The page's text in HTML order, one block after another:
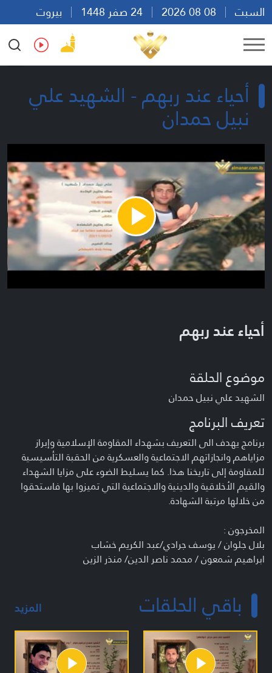
السبت
بيروت
16:23
Ar En Fr Es
أحياء عند ربهم - الشهيد علي
نبيل حمدان
Play
Video
أحياء عند ربهم
موضوع الحلقة
الشهيد علي نبيل حمدان
تعريف البرنامج
برنامج يهدف الى التعريف بشهداء المقاومة الإسلامية وإبراز
مزاياهم وانجازاتهم الاجتماعية والعسكرية من الحقبة التأسيسية
للمقاومة إلى تاريخنا هذا. كما يسليط الضوء على مزايا الشهداء
والقيم الأخلاقية والدينية والاجتماعية التي تميزوا بها فاستحقوا
من خلالها مرتبة الشهادة.
المخرجون :
بلال جلوان / يوسف جرادي/عبد الكريم خشاب
ابراهيم شمعون / محمد ناصر الدين/ منذر الزين
مريم فاضل / ايمان نجم / هناء قصاص / زهرة حجازي
هدى رحمي / منى نور الدين / سارة جابر / هيام رزق
هناء قصاص / سهام حيدورة
باقي الحلقات المزيد